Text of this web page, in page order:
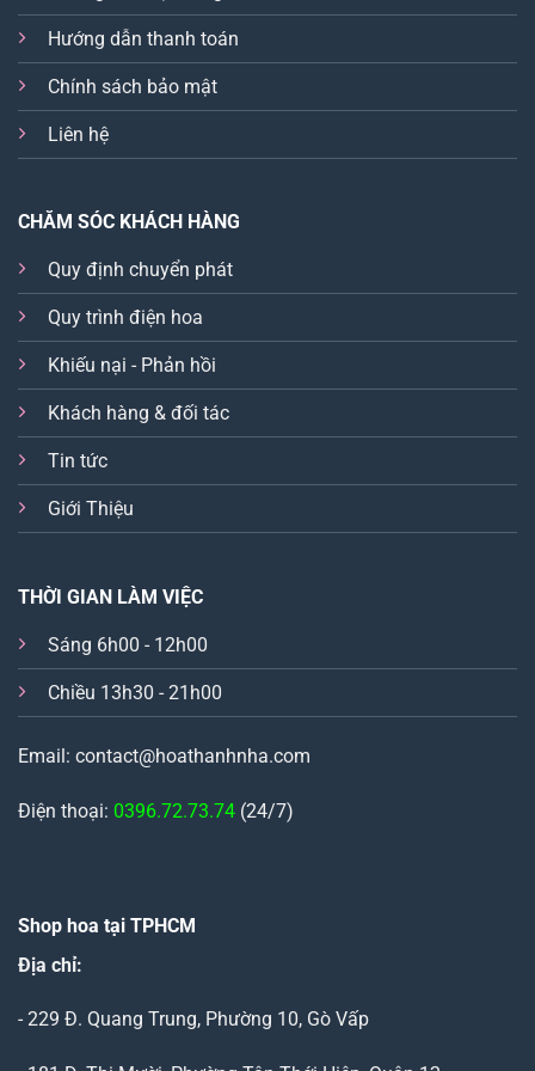
Hướng dẫn thanh toán
Chính sách bảo mật
Liên hệ
CHĂM SÓC KHÁCH HÀNG
Quy định chuyển phát
Quy trình điện hoa
Khiếu nại - Phản hồi
Khách hàng & đối tác
Tin tức
Giới Thiệu
THỜI GIAN LÀM VIỆC
Sáng 6h00 - 12h00
Chiều 13h30 - 21h00
Email: contact@hoathanhnha.com
Điện thoại: 0396.72.73.74 (24/7)
Shop hoa tại TPHCM
Địa chỉ:
- 229 Đ. Quang Trung, Phường 10, Gò Vấp